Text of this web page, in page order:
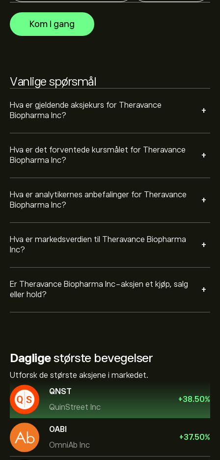
Kom i gang
Vanlige spørsmål
Hva er gjeldende aksjekurs for Theravance
Biopharma Inc?
+
Hva er det forventede kursmålet for Theravance
Biopharma Inc?
+
Hva er analytikernes anbefalinger for Theravance
Biopharma Inc?
+
Inc basert på markedstrender, finansielle rapporter og
forventet vekst. Sjekk de nyeste forventningene for
fremtidige prisbevegelser.
Hva er markedsverdien til Theravance Biopharma
Inc?
+
Er Theravance Biopharma Inc-aksjen et kjøp, salg
eller hold?
+
Basert på anbefalinger fra 3 analytikere for TBPH de
Dagligestørste bevegelser
Utforsk de største aksjene i markedet.
QNST
QuinStreet Inc
+38.50%
OABI
OmniAb Inc
+37.50%